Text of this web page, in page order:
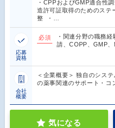
・CPPおよびGMP適合性
造許可証取得のためのステ
整 ・…
応募
資格
必須
・関連分野の職務
請、COPP、GMP
会社
概要
＜企業概要＞ 独自のシス
の薬事関連のサポート・コ
気になる